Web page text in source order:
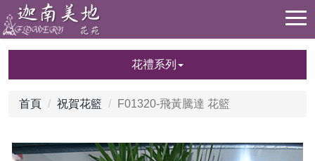
花禮系列
首頁 祝賀花籃 F01320-飛黃騰達 花籃